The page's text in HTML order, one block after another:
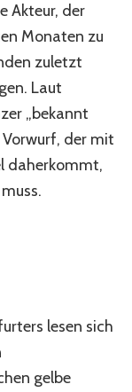
Akteur, der
Monaten zu
zuletzt
Laut
„bekannt
Vorwurf, der mit
daherkommt,
lesen sich
gelbe